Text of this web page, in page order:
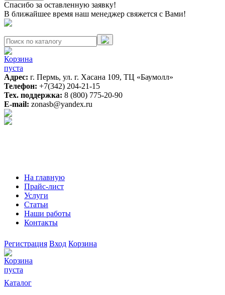
Спасибо за оставленную заявку!
В ближайшее время наш менеджер свяжется с Вами!
Корзина
пуста
Адрес: г. Пермь, ул. г. Хасана 109, ТЦ «Баумолл»
Телефон: +7(342) 204-21-15
Тех. поддержка: 8 (800) 775-20-90
E-mail: zonasb@yandex.ru
На главную
Прайс-лист
Услуги
Статьи
Наши работы
Контакты
Регистрация Вход Корзина
Корзина
пуста
Каталог